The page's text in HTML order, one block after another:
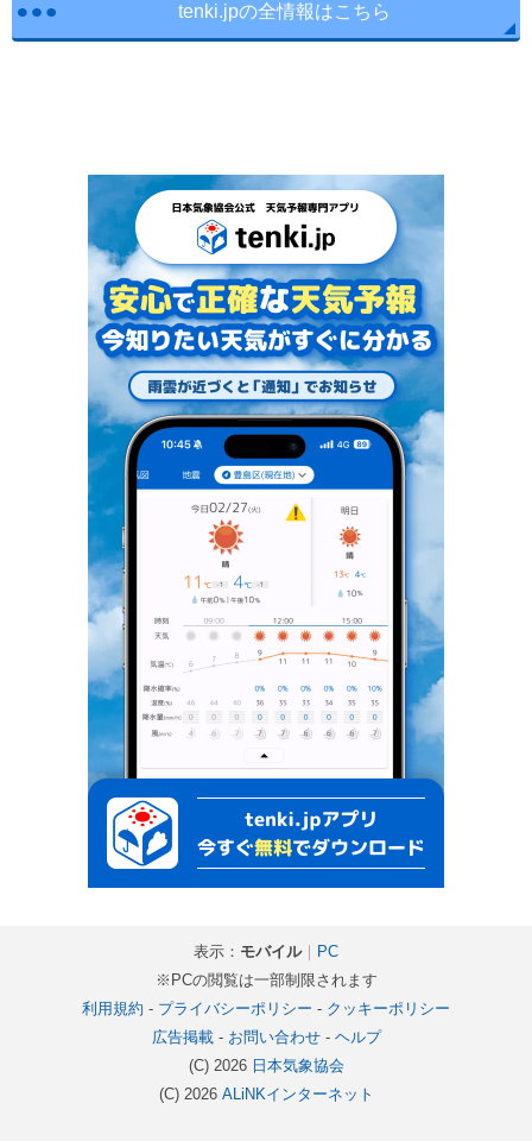
tenki.jpの全情報はこちら
表示： モバイル｜ PC
※PCの閲覧は一部制限されます
利用規約 - プライバシーポリシー - クッキーポリシー
広告掲載- お問い合わせ- ヘルプ
(C) 2026 日本気象協会
(C) 2026 ALiNKインターネット